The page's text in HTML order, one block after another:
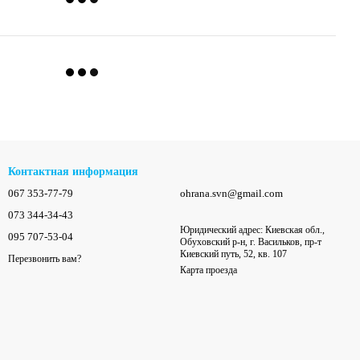
Контактная информация
067 353-77-79
073 344-34-43
095 707-53-04
Перезвонить вам?
ohrana.svn@gmail.com
Юридический адрес: Киевская обл.,
Обуховский р-н, г. Васильков, пр-т
Киевский путь, 52, кв. 107
Карта проезда